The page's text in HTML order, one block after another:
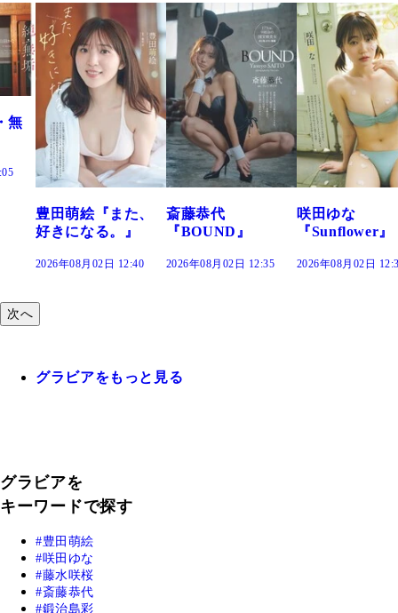
斎藤恭代
『BOUND』
2026年08月02日 12:35
咲田ゆな
『Sunflower』
2026年08月02日 12:30
藤水咲桜『花
だまり』
2026年08月02日
次へ
グラビアをもっと見る
グラビアを
キーワードで探す
豊田萌絵
咲田ゆな
藤水咲桜
斎藤恭代
鍛治島彩